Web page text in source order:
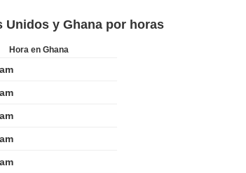
Unidos y Ghana por horas
Hora en Ghana